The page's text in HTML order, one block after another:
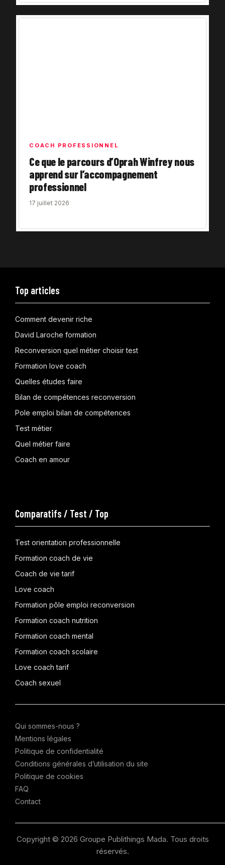
COACH PROFESSIONNEL
Ce que le parcours d’Oprah Winfrey nous
apprend sur l’accompagnement
professionnel
17 juillet 2026
Top articles
Comment devenir riche
David Laroche formation
Reconversion quel métier choisir test
Formation love coach
Quelles études faire
Bilan de compétences reconversion
Pole emploi bilan de compétences
Test métier
Quel métier faire
Coach en amour
Comparatifs / Test / Top
Test orientation professionnelle
Formation coach de vie
Coach de vie tarif
Love coach
Formation pôle emploi reconversion
Formation coach nutrition
Formation coach mental
Formation coach scolaire
Love coach tarif
Coach sexuel
Qui sommes-nous ?
Mentions légales
Politique de confidentialité
Conditions générales d’utilisation du site
Politique de cookies
FAQ
Contact
Copyright © 2026 Groupe Publithings Mada. Tous droits
réservés.